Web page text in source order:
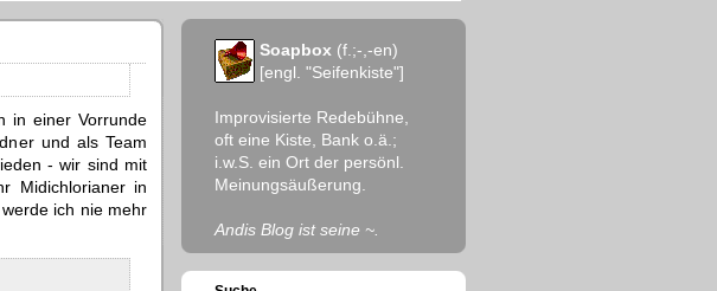
in einer Vorrunde
und als Team
- wir sind mit
Midichlorianer in
ich nie mehr
Soapbox (f.;-,-en)
[engl. "Seifenkiste"]
Improvisierte Redebühne,
oft eine Kiste, Bank o.ä.;
i.w.S. ein Ort der persönl.
Meinungsäußerung.
Andis Blog ist seine ~.